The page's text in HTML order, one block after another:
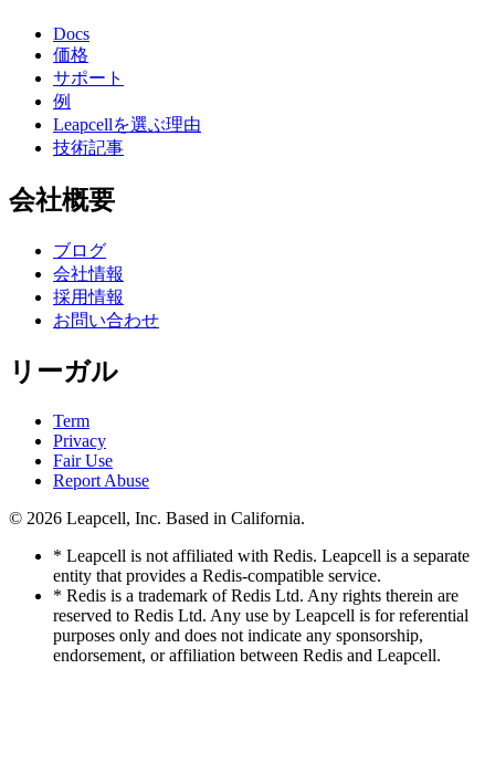
Docs
価格
サポート
例
Leapcellを選ぶ理由
技術記事
会社概要
ブログ
会社情報
採用情報
お問い合わせ
リーガル
Term
Privacy
Fair Use
Report Abuse
© 2026 Leapcell, Inc. Based in California.
* Leapcell is not affiliated with Redis. Leapcell is a separate
entity that provides a Redis-compatible service.
* Redis is a trademark of Redis Ltd. Any rights therein are
reserved to Redis Ltd. Any use by Leapcell is for referential
purposes only and does not indicate any sponsorship,
endorsement, or affiliation between Redis and Leapcell.